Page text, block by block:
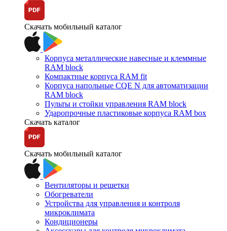
Скачать мобильный каталог
Корпуса металлические навесные и клеммные
RAM block
Компактные корпуса RAM fit
Корпуса напольные CQE N для автоматизации
RAM block
Пульты и стойки управления RAM block
Ударопрочные пластиковые корпуса RAM box
Скачать каталог
Скачать мобильный каталог
Вентиляторы и решетки
Обогреватели
Устройства для управления и контроля
микроклимата
Кондиционеры